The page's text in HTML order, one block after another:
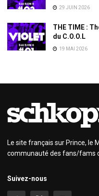
29 JUIN 2026
THE TIME :
du C.O.O.L
19 MAI 2026
Le site français sur Prince, le
communauté des fans/fams
Suivez-nous